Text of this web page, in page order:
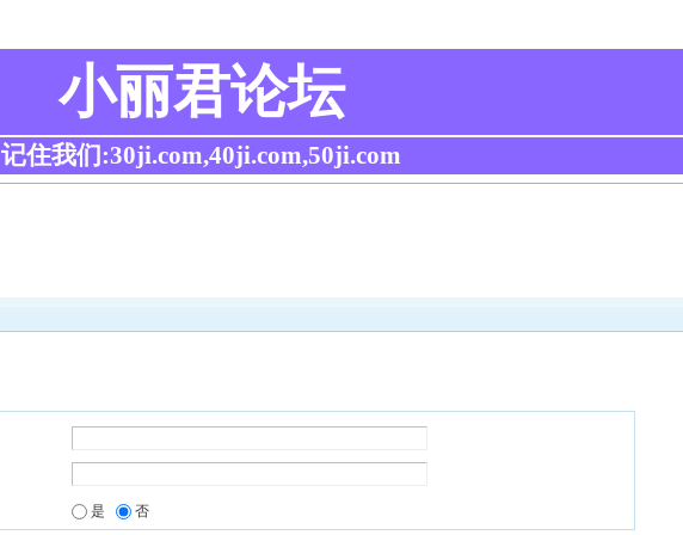
小丽君论坛
记住我们:30ji.com,40ji.com,50ji.com
是 否